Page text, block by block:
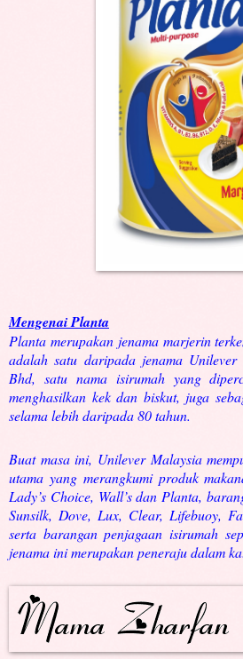
Mengenai Planta
Planta merupakan jenama marjerin
adalah satu daripada jenama
Bhd, satu nama isirumah yang
menghasilkan kek dan biskut, juga
selama lebih daripada 80 tahun.
Buat masa ini, Unilever Malaysia
utama yang merangkumi produk
Lady’s Choice, Wall’s dan Planta,
Sunsilk, Dove, Lux, Clear, Lifebuoy,
serta barangan penjagaan isirumah
jenama ini merupakan peneraju dalam